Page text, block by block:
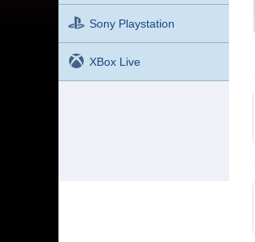
Sony Playstation
XBox Live